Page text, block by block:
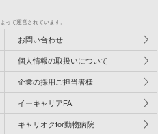
って運営されています。
お問い合わせ
個人情報の取扱いについて
企業の採用ご担当者様
イーキャリアFA
キャリオクfor動物病院